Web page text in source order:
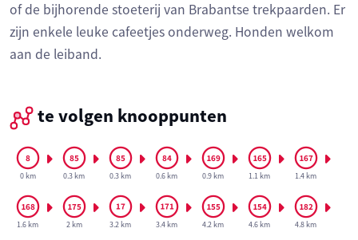
of de bijhorende stoeterij van Brabantse trekpaarden. Er
zijn enkele leuke cafeetjes onderweg. Honden welkom
aan de leiband.
te volgen knooppunten
0 km 0.3 km 0.3 km 0.6 km 0.9 km 1.1 km 1.4 km
1.6 km 2 km 3.2 km 3.4 km 4.2 km 4.6 km 4.8 km